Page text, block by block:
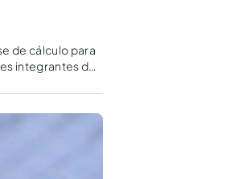
de cálculo para
integrantes do